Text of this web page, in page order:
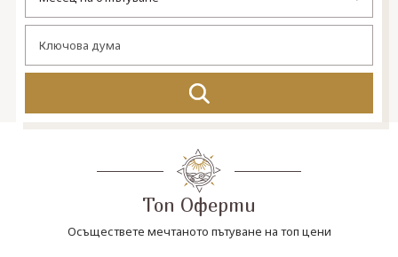
Топ Оферти
Осъществете мечтаното пътуване на топ цени